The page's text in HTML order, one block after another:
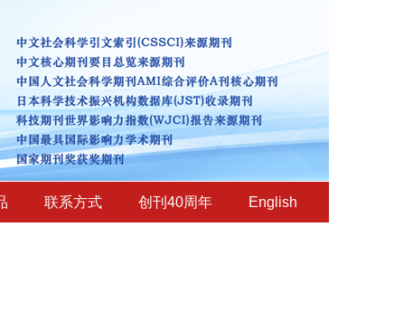
联系方式 创刊40周年 English